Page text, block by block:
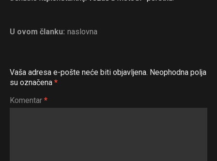
U ovom članku: naslovna
Vaša adresa e-pošte neće biti objavljena. Neophodna polja
su označena *
Komentar *